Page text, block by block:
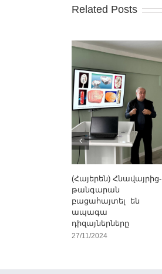
Related Posts
(Հայերեն) Հնավայրից-
թանգարան
բացահայտել են
ապագա
դիզայներները
27/11/2024